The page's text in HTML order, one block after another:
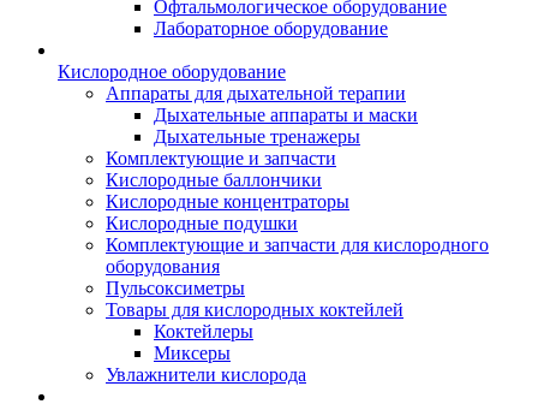
Офтальмологическое оборудование
Лабораторное оборудование
Кислородное оборудование
Аппараты для дыхательной терапии
Дыхательные аппараты и маски
Дыхательные тренажеры
Комплектующие и запчасти
Кислородные баллончики
Кислородные концентраторы
Кислородные подушки
Комплектующие и запчасти для кислородного
оборудования
Пульсоксиметры
Товары для кислородных коктейлей
Коктейлеры
Миксеры
Увлажнители кислорода